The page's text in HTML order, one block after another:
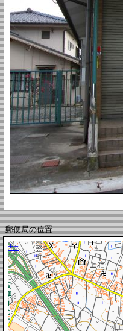
郵便局の位置